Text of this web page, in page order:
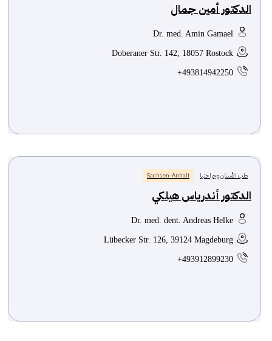
الدكتور أمين جمال
Dr. med. Amin Gamael
Doberaner Str. 142, 18057 Rostock
+493814942250
طب الأسنان وجراحتها Sachsen-Anhalt
الدكتور أندرياس هيلكي
Dr. med. dent. Andreas Helke
Lübecker Str. 126, 39124 Magdeburg
+493912899230